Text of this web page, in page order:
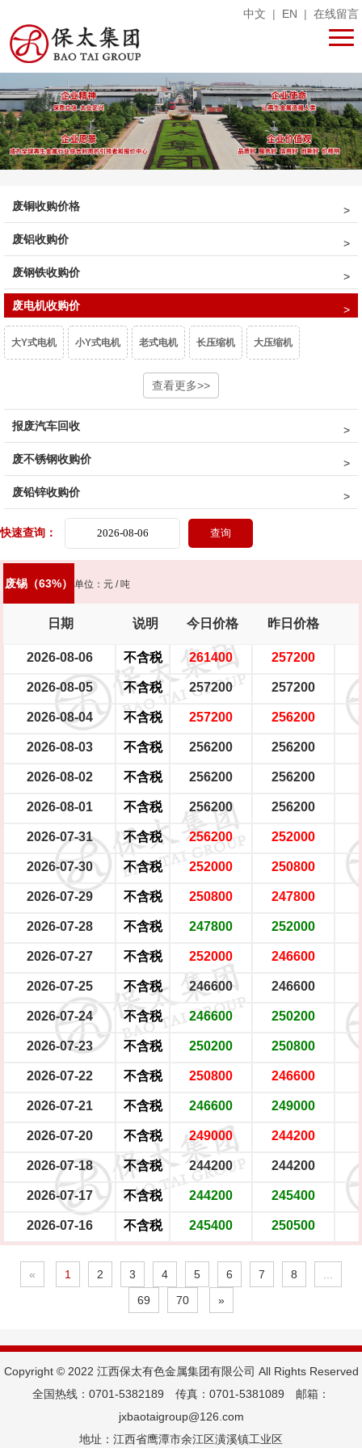
中文 | EN | 在线留言
废铜收购价格
废铝收购价
废钢铁收购价
废电机收购价
大Y式电机 小Y式电机 老式电机 长压缩机 大压缩机
三相电大口水泵
家用铁壳水泵
SJ变压器 S9-50以下
废锡（63%） 机械镁
查看更多>>
报废汽车回收
废不锈钢收购价
废铅锌收购价
快速查询：
废锡（63%） 单位：元 / 吨
日期 说明 今日价格 昨日价格
2026-08-06 不含税 261400 257200
2026-08-05 不含税 257200 257200
2026-08-04 不含税 257200 256200
2026-08-03 不含税 256200 256200
2026-08-02 不含税 256200 256200
2026-08-01 不含税 256200 256200
2026-07-31 不含税 256200 252000
2026-07-30 不含税 252000 250800
2026-07-29 不含税 250800 247800
2026-07-28 不含税 247800 252000
2026-07-27 不含税 252000 246600
2026-07-25 不含税 246600 246600
2026-07-24 不含税 246600 250200
2026-07-23 不含税 250200 250800
2026-07-22 不含税 250800 246600
2026-07-21 不含税 246600 249000
2026-07-20 不含税 249000 244200
2026-07-18 不含税 244200 244200
2026-07-17 不含税 244200 245400
2026-07-16 不含税 245400 250500
« 1 2 3 4 5 6 7 8
69
70 »
Copyright © 2022 江西保太有色金属集团有限公司 All Rights Reserved
全国热线：0701-5382189 传真：0701-5381089 邮箱：
jxbaotaigroup@126.com
地址：江西省鹰潭市余江区潢溪镇工业区